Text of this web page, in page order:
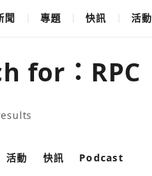
聞 專題 快訊 活動
for： RPC
活動 快訊 Podcast